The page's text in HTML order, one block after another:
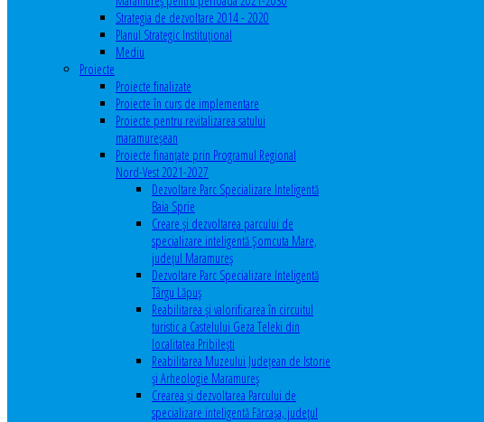
Strategia de dezvoltare 2014 - 2020
Planul Strategic Instituţional
Mediu
Proiecte
Proiecte finalizate
Proiecte în curs de implementare
Proiecte pentru revitalizarea satului
maramureşean
Proiecte finanțate prin Programul Regional
Nord-Vest 2021-2027
Dezvoltare Parc Specializare Inteligentă
Baia Sprie
Creare și dezvoltarea parcului de
specializare inteligentă Șomcuta Mare,
județul Maramureș
Dezvoltare Parc Specializare Inteligentă
Târgu Lăpuș
Reabilitarea și valorificarea în circuitul
turistic a Castelului Geza Teleki din
localitatea Pribilești
Reabilitarea Muzeului Județean de Istorie
și Arheologie Maramureș
Crearea și dezvoltarea Parcului de
specializare inteligentă Fărcașa, județul